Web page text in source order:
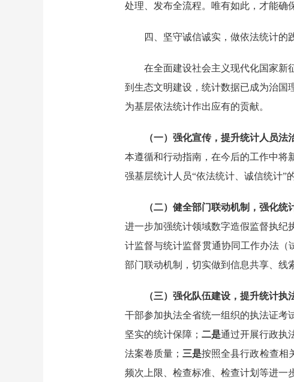
处理、发布全流程。唯有如此，才能确
四、 坚守诚信诚实，做依法统计的
在全面建设社会主义现代化国家新
到生态文明建设，统计数据已成为治国
为基层依法统计作出应有的贡献。
（一）强化宣传，提升统计人员法
本遵循和行动指南，在今后的工作中将
强基层统计人员“依法统计、诚信统计”
（二）健全部门联动机制，强化统
进一步加强统计领域数字造假监督执纪
计监督与统计监督贯通协同工作办法（
部门联动机制，切实做到信息共享、线
（三）强化队伍建设，提升统计执
干部参加执法全省统一组织的执法证考
坚实的统计保障； 二是通过开展行政执
法案卷质量； 三是按照全县行政检查相
频次上限、检查标准、检查计划等进一